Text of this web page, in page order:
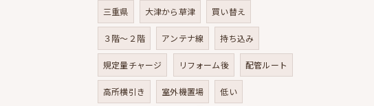
三重県 大津から草津 買い替え
３階～２階 アンテナ線 持ち込み
規定量チャージ リフォーム後 配管ルート
高所横引き 室外機置場 低い